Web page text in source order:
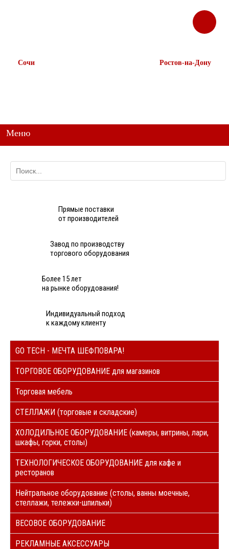
Сочи
ЗАКАЗАТЬ
ЗВОНОК
Ростов-на-Дону
Меню
Прямые поставки
от производителей
Завод по производству
торгового оборудования
Более 15 лет
на рынке оборудования!
Индивидуальный подход
к каждому клиенту
GO TECH - МЕЧТА ШЕФПОВАРА!
ТОРГОВОЕ ОБОРУДОВАНИЕ для магазинов
Торговая мебель
СТЕЛЛАЖИ (торговые и складские)
ХОЛОДИЛЬНОЕ ОБОРУДОВАНИЕ (камеры, витрины, лари,
шкафы, горки, столы)
ТЕХНОЛОГИЧЕСКОЕ ОБОРУДОВАНИЕ для кафе и
ресторанов
Нейтральное оборудование (столы, ванны моечные,
стеллажи, тележки-шпильки)
ВЕСОВОЕ ОБОРУДОВАНИЕ
РЕКЛАМНЫЕ АКСЕССУАРЫ